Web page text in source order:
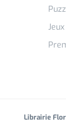
Librairie